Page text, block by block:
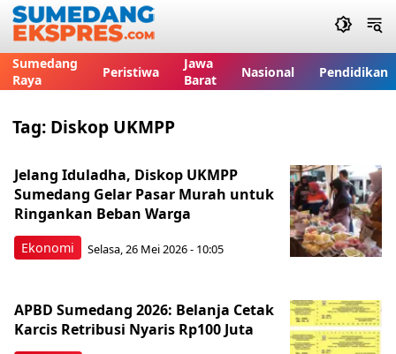
Sumedang
Raya
Peristiwa
Jawa
Barat
Nasional Pendidikan
Tag: Diskop UKMPP
Ekonomi
Jelang Iduladha, Diskop UKMPP
Sumedang Gelar Pasar Murah untuk
Ringankan Beban Warga
Selasa, 26 Mei 2026 - 10:05
APBD Sumedang 2026: Belanja Cetak
Karcis Retribusi Nyaris Rp100 Juta